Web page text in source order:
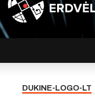
DUKINE-LOGO-LT